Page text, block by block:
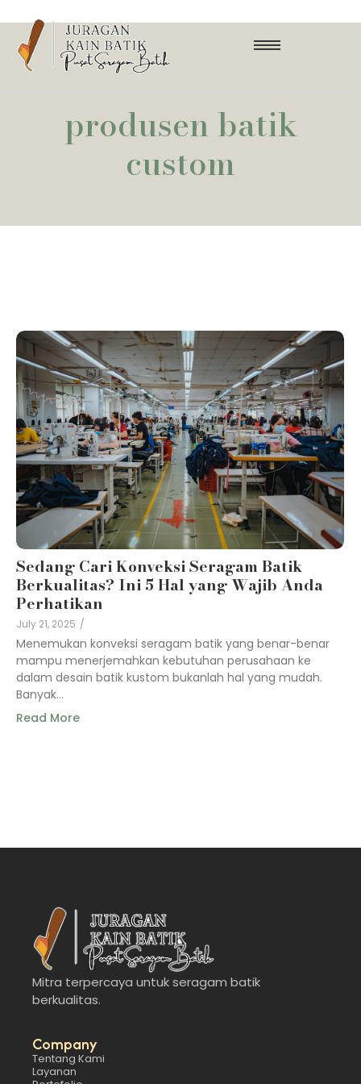
produsen batik
custom
Sedang Cari Konveksi Seragam Batik
Berkualitas? Ini 5 Hal yang Wajib Anda
Perhatikan
July 21, 2025 /
Menemukan konveksi seragam batik yang benar-benar
mampu menerjemahkan kebutuhan perusahaan ke
dalam desain batik kustom bukanlah hal yang mudah.
Banyak…
Read More
Mitra terpercaya untuk seragam batik
berkualitas.
Company
Tentang Kami
Layanan